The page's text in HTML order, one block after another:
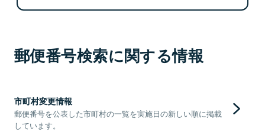
郵便番号検索に関する情報
市町村変更情報
郵便番号を公表した市町村の一覧を実施日の新しい順に掲載
しています。